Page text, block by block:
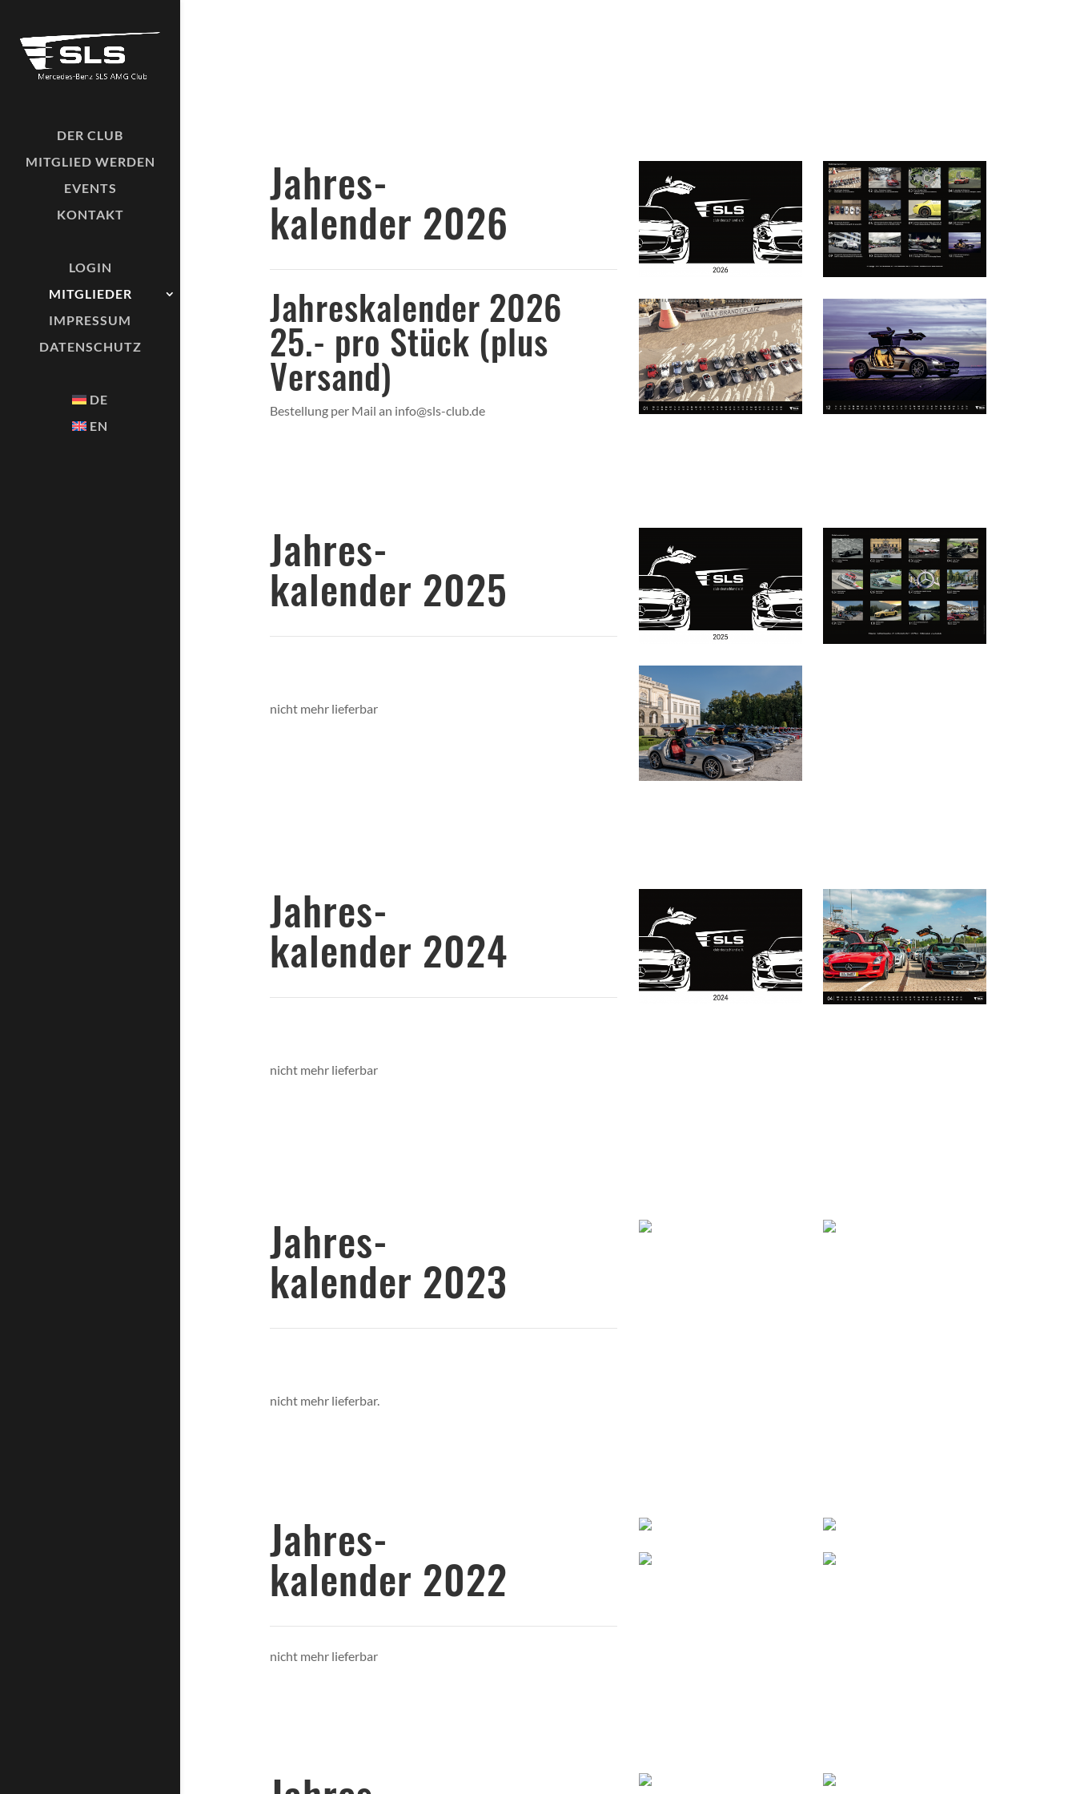
DER CLUB
MITGLIED WERDEN
EVENTS
KONTAKT
LOGIN
MITGLIEDER
IMPRESSUM
DATENSCHUTZ
DE
EN
Jahres-
kalender 2026
Jahreskalender 2026
25.- pro Stück (plus
Versand)
Bestellung per Mail an info@sls-club.de
Jahres-
kalender 2025
nicht mehr lieferbar
Jahres-
kalender 2024
nicht mehr lieferbar
Jahres-
kalender 2023
nicht mehr lieferbar.
Jahres-
kalender 2022
nicht mehr lieferbar